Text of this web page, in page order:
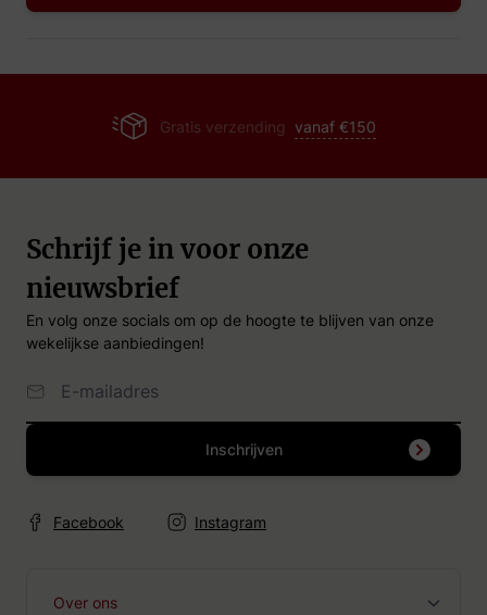
Gratis verzending vanaf €150
Schrijf je in voor onze
nieuwsbrief
En volg onze socials om op de hoogte te blijven van onze
wekelijkse aanbiedingen!
Inschrijven
Facebook Instagram
Over ons